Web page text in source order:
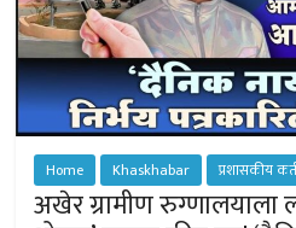
Home Khaskhabar प्रशासकीय
अखेर ग्रामीण रुग्णालयाला